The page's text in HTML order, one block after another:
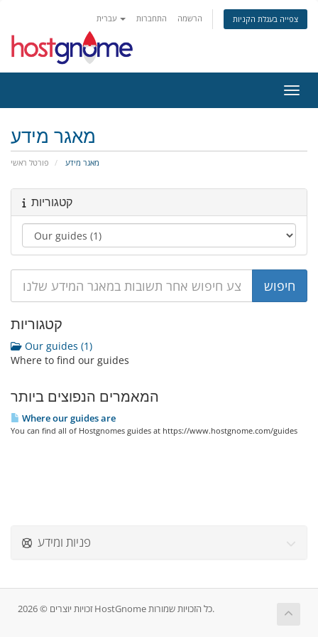
התחברות הרשמה צפייה בעגלת הקניות
מאגר מידע
פורטל ראשי מאגר מידע
קטגוריות
קטגוריות
Our guides (1)
Where to find our guides
המאמרים הנפוצים ביותר
Where our guides are
You can find all of Hostgnomes guides at https://www.hostgnome.com/guides
פניות ומידע
זכויות יוצרים © 2026 HostGnome כל הזכויות שמורות.